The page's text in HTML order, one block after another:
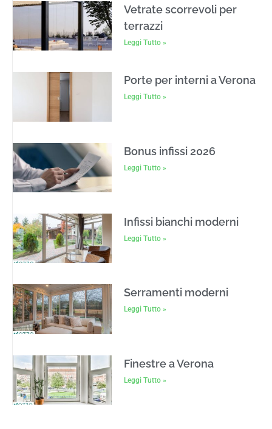
Vetrate scorrevoli per
terrazzi
Leggi Tutto »
Porte per interni a Verona
Leggi Tutto »
Bonus infissi 2026
Leggi Tutto »
Infissi bianchi moderni
Leggi Tutto »
Serramenti moderni
Leggi Tutto »
Finestre a Verona
Leggi Tutto »